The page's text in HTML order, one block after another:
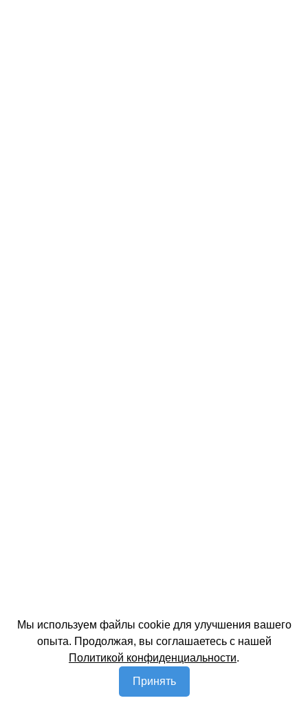
Мы используем файлы cookie для улучшения вашего
опыта. Продолжая, вы соглашаетесь с нашей
Политикой конфиденциальности.
Принять